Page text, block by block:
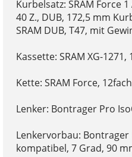
Kurbelsatz: SRAM Force
40 Z., DUB, 172,5 mm
SRAM DUB, T47, mit
Kassette: SRAM XG-1271,
Kette: SRAM Force, 12fach
Lenker: Bontrager Pro
Lenkervorbau:
kompatibel, 7 Grad, 90